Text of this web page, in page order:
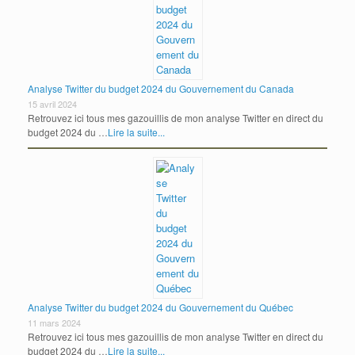
Analyse Twitter du budget 2024 du Gouvernement du Canada
15 avril 2024
Retrouvez ici tous mes gazouillis de mon analyse Twitter en direct du
budget 2024 du …Lire la suite...
Analyse Twitter du budget 2024 du Gouvernement du Québec
11 mars 2024
Retrouvez ici tous mes gazouillis de mon analyse Twitter en direct du
budget 2024 du …Lire la suite...